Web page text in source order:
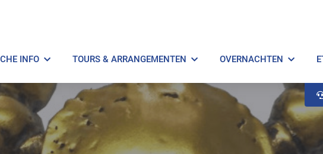
INFO TOURS & ARRANGEMENTEN OVERNACHTEN